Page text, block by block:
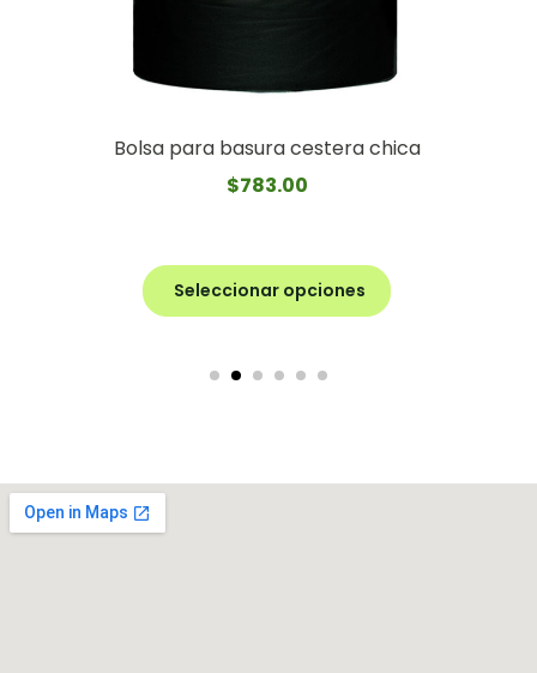
Bolsa para basura cestera chica
$783.00
Seleccionar opciones